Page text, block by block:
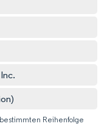
Reihenfolge